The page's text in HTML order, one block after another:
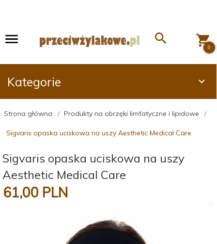
0
Kategorie
Strona główna Produkty na obrzęki limfatyczne i lipidowe
Sigvaris opaska uciskowa na uszy Aesthetic Medical Care
Sigvaris opaska uciskowa na uszy
Aesthetic Medical Care
61,00 PLN